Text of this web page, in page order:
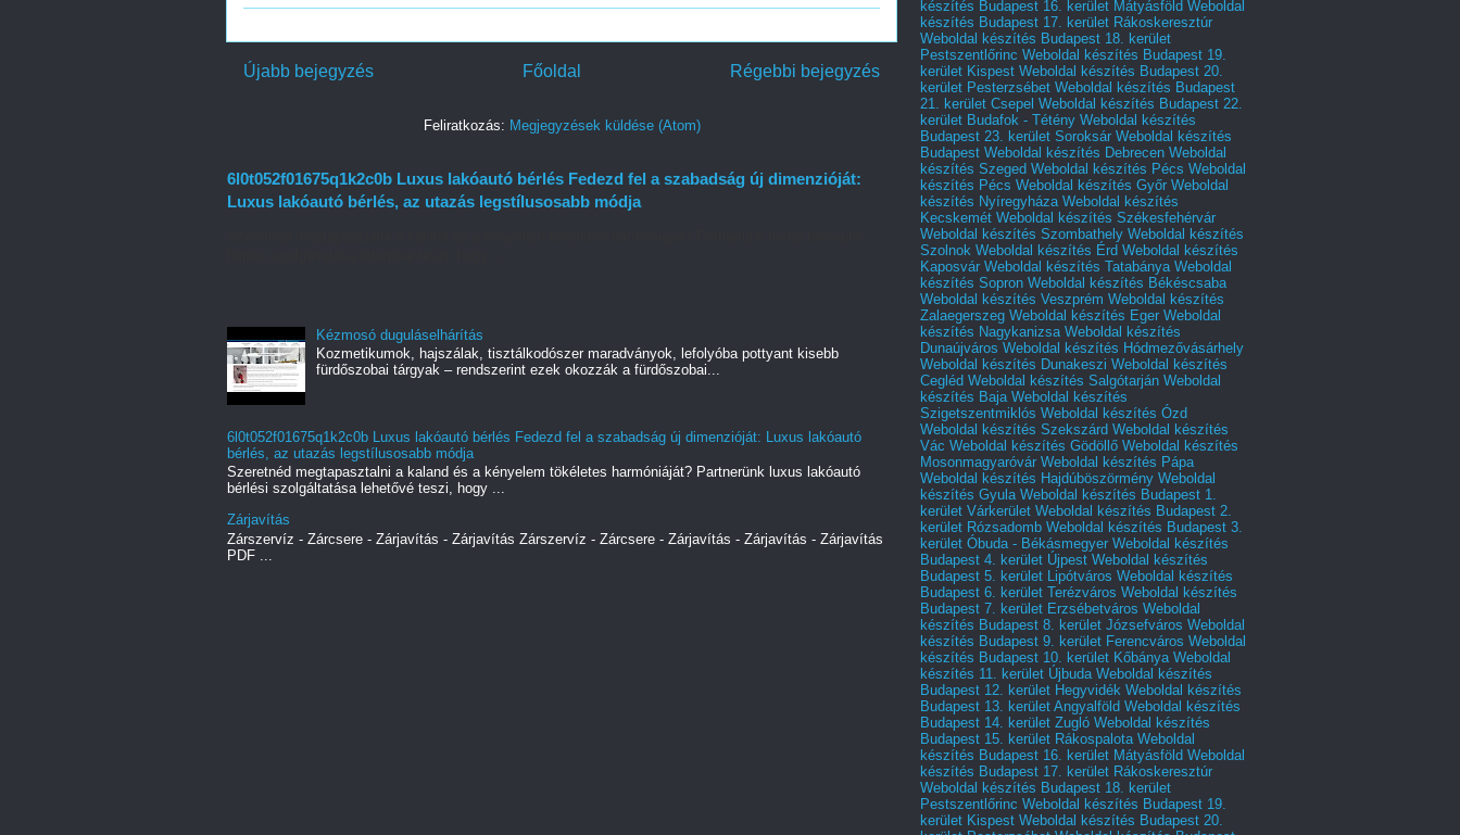
Újabb bejegyzés Régebbi bejegyzés
Főoldal
Feliratkozás: Megjegyzések küldése (Atom)
6l0t052f01675q1k2c0b Luxus lakóautó bérlés Fedezd fel a szabadság új dimenzióját:
Luxus lakóautó bérlés, az utazás legstílusosabb módja
Kézmosó duguláselhárítás
Kozmetikumok, hajszálak, tisztálkodószer maradványok, lefolyóba pottyant kisebb
fürdőszobai tárgyak – rendszerint ezek okozzák a fürdőszobai...
6l0t052f01675q1k2c0b Luxus lakóautó bérlés Fedezd fel a szabadság új dimenzióját: Luxus lakóautó
bérlés, az utazás legstílusosabb módja
Szeretnéd megtapasztalni a kaland és a kényelem tökéletes harmóniáját? Partnerünk luxus lakóautó
bérlési szolgáltatása lehetővé teszi, hogy ...
Zárjavítás
Zárszervíz - Zárcsere - Zárjavítás - Zárjavítás Zárszervíz - Zárcsere - Zárjavítás - Zárjavítás - Zárjavítás
PDF ...
készítés Budapest 16. kerület Mátyásföld Weboldal
készítés Budapest 17. kerület Rákoskeresztúr
Weboldal készítés Budapest 18. kerület
Pestszentlőrinc Weboldal készítés Budapest 19.
kerület Kispest Weboldal készítés Budapest 20.
kerület Pesterzsébet Weboldal készítés Budapest
21. kerület Csepel Weboldal készítés Budapest 22.
kerület Budafok - Tétény Weboldal készítés
Budapest 23. kerület Soroksár Weboldal készítés
Budapest Weboldal készítés Debrecen Weboldal
készítés Szeged Weboldal készítés Pécs Weboldal
készítés Pécs Weboldal készítés Győr Weboldal
készítés Nyíregyháza Weboldal készítés
Kecskemét Weboldal készítés Székesfehérvár
Weboldal készítés Szombathely Weboldal készítés
Szolnok Weboldal készítés Érd Weboldal készítés
Kaposvár Weboldal készítés Tatabánya Weboldal
készítés Sopron Weboldal készítés Békéscsaba
Weboldal készítés Veszprém Weboldal készítés
Zalaegerszeg Weboldal készítés Eger Weboldal
készítés Nagykanizsa Weboldal készítés
Dunaújváros Weboldal készítés Hódmezővásárhely
Weboldal készítés Dunakeszi Weboldal készítés
Cegléd Weboldal készítés Salgótarján Weboldal
készítés Baja Weboldal készítés
Szigetszentmiklós Weboldal készítés Ózd
Weboldal készítés Szekszárd Weboldal készítés
Vác Weboldal készítés Gödöllő Weboldal készítés
Mosonmagyaróvár Weboldal készítés Pápa
Weboldal készítés Hajdúböszörmény Weboldal
készítés Gyula Weboldal készítés Budapest 1.
kerület Várkerület Weboldal készítés Budapest 2.
kerület Rózsadomb Weboldal készítés Budapest 3.
kerület Óbuda - Békásmegyer Weboldal készítés
Budapest 4. kerület Újpest Weboldal készítés
Budapest 5. kerület Lipótváros Weboldal készítés
Budapest 6. kerület Terézváros Weboldal készítés
Budapest 7. kerület Erzsébetváros Weboldal
készítés Budapest 8. kerület Józsefváros Weboldal
készítés Budapest 9. kerület Ferencváros Weboldal
készítés Budapest 10. kerület Kőbánya Weboldal
készítés 11. kerület Újbuda Weboldal készítés
Budapest 12. kerület Hegyvidék Weboldal készítés
Budapest 13. kerület Angyalföld Weboldal készítés
Budapest 14. kerület Zugló Weboldal készítés
Budapest 15. kerület Rákospalota Weboldal
készítés Budapest 16. kerület Mátyásföld Weboldal
készítés Budapest 17. kerület Rákoskeresztúr
Weboldal készítés Budapest 18. kerület
Pestszentlőrinc Weboldal készítés Budapest 19.
kerület Kispest Weboldal készítés Budapest 20.